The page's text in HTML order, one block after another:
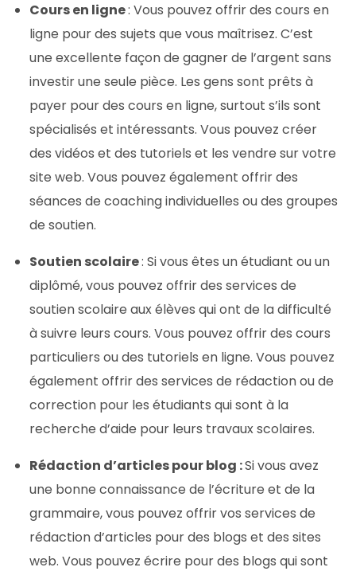
Cours en ligne: Vous pouvez offrir des cours en
ligne pour des sujets que vous maîtrisez. C’est
une excellente façon de gagner de l’argent sans
investir une seule pièce. Les gens sont prêts à
payer pour des cours en ligne, surtout s’ils sont
spécialisés et intéressants. Vous pouvez créer
des vidéos et des tutoriels et les vendre sur votre
site web. Vous pouvez également offrir des
séances de coaching individuelles ou des groupes
de soutien.
Soutien scolaire: Si vous êtes un étudiant ou un
diplômé, vous pouvez offrir des services de
soutien scolaire aux élèves qui ont de la difficulté
à suivre leurs cours. Vous pouvez offrir des cours
particuliers ou des tutoriels en ligne. Vous pouvez
également offrir des services de rédaction ou de
correction pour les étudiants qui sont à la
recherche d’aide pour leurs travaux scolaires.
Rédaction d’articles pour blog :Si vous avez
une bonne connaissance de l’écriture et de la
grammaire, vous pouvez offrir vos services de
rédaction d’articles pour des blogs et des sites
web. Vous pouvez écrire pour des blogs qui sont